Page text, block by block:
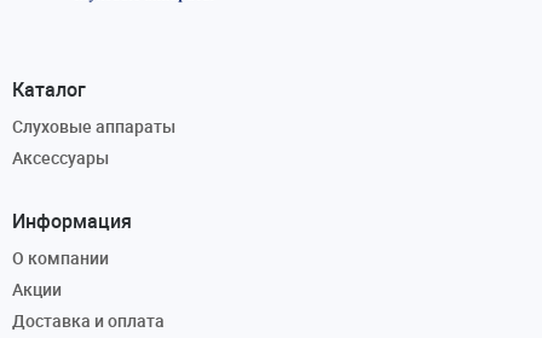
Каталог
Слуховые аппараты
Аксессуары
Информация
О компании
Акции
Доставка и оплата